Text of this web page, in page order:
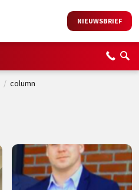
NIEUWSBRIEF
/ column